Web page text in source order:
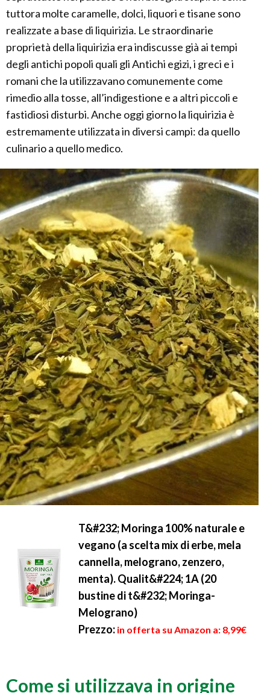
tuttora molte caramelle, dolci, liquori e tisane sono
realizzate a base di liquirizia. Le straordinarie
proprietà della liquirizia era indiscusse già ai tempi
degli antichi popoli quali gli Antichi egizi, i greci e i
romani che la utilizzavano comunemente come
rimedio alla tosse, all’indigestione e a altri piccoli e
fastidiosi disturbi. Anche oggi giorno la liquirizia è
estremamente utilizzata in diversi campi: da quello
culinario a quello medico.
T&#232; Moringa 100% naturale e
vegano (a scelta mix di erbe, mela
cannella, melograno, zenzero,
menta). Qualit&#224; 1A (20
bustine di t&#232; Moringa-
Melograno)
Prezzo: in offerta su Amazon a: 8,99€
Come si utilizzava in origine